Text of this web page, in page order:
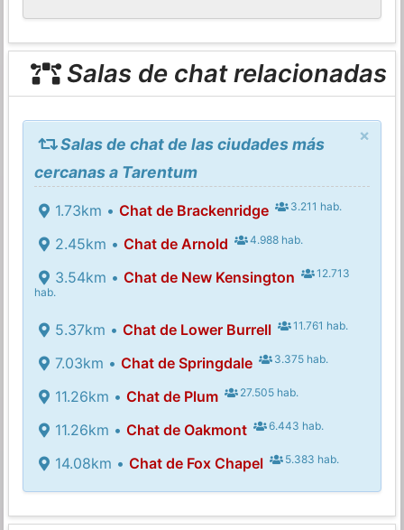
Salas de chat relacionadas
×
Salas de chat de las ciudades más
cercanas a Tarentum
1.73km • Chat de Brackenridge 3.211 hab.
2.45km • Chat de Arnold 4.988 hab.
3.54km • Chat de New Kensington
12.713
hab.
5.37km • Chat de Lower Burrell 11.761 hab.
7.03km • Chat de Springdale 3.375 hab.
11.26km • Chat de Plum 27.505 hab.
11.26km • Chat de Oakmont 6.443 hab.
14.08km • Chat de Fox Chapel 5.383 hab.